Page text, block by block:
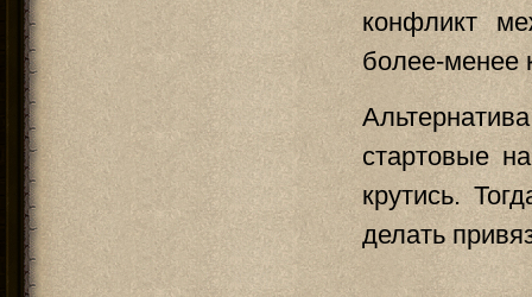
конфликт
более-менее
стартовые
крутись.
делать